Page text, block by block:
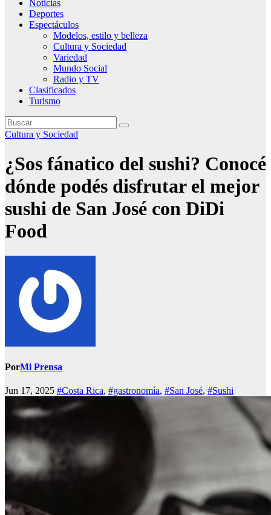
Noticias
Deportes
Espectáculos
Modelos, estilo y belleza
Cultura y Sociedad
Variedad
Mundo Social
Radio y TV
Clasificados
Turismo
Cultura y Sociedad
¿Sos fánatico del sushi? Conocé
dónde podés disfrutar el mejor
sushi de San José con DiDi
Food
PorMi Prensa
Jun 17, 2025 #Costa Rica, #gastronomía, #San José, #Sushi